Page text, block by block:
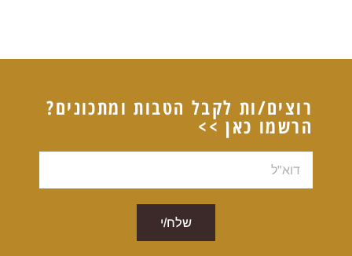
רוצים/ות לקבל הטבות ומתכונים?
הרשמו כאן >>
שלח/י